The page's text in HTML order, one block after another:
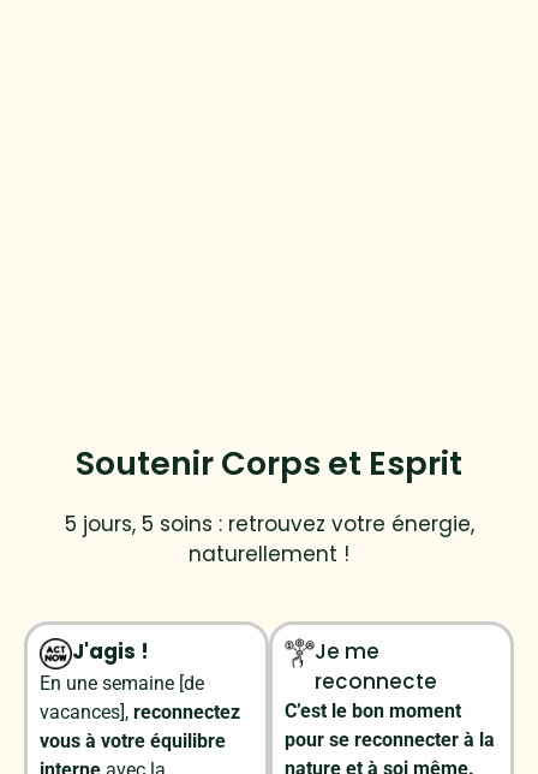
Soutenir Corps et Esprit
5 jours, 5 soins : retrouvez votre énergie,
naturellement !
J'agis !
En une semaine [de
vacances], reconnectez
vous à votre équilibre
Je me
reconnecte
C’est le bon moment
pour se reconnecter à la
nature et à soi même.